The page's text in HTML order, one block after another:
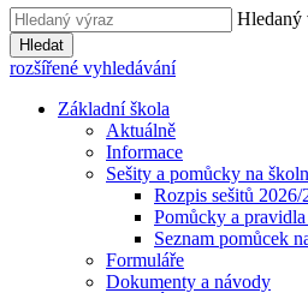
Hledaný
Hledat
rozšířené vyhledávání
Základní škola
Aktuálně
Informace
Sešity a pomůcky na
Rozpis sešitů 2026/
Pomůcky a
Seznam pomůcek
Formuláře
Dokumenty a návody